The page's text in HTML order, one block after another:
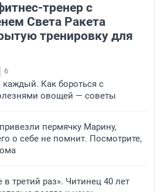
тренер с
Света Ракета
тренировку для
6
каждый. Как бороться с
овощей — советы
пермячку Марину,
о себе не помнит. Посмотрите,
третий раз». Читинец 40 лет